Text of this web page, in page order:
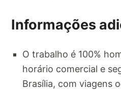
Informações
O trabalho é 100%
horário comercial e
Brasília, com viagens